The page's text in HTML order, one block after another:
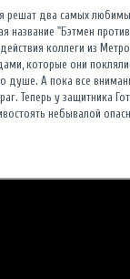
два самых
название "Бэтмен
коллеги из
которые они
душе. А пока все
Теперь у защитника
небывалой